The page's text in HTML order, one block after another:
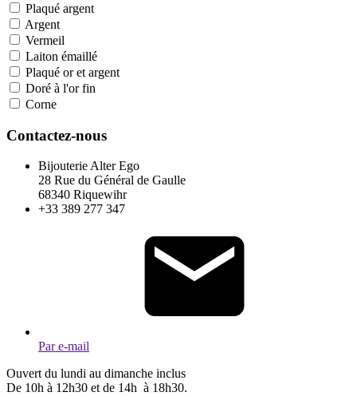
Plaqué argent
Argent
Vermeil
Laiton émaillé
Plaqué or et argent
Doré à l'or fin
Corne
Contactez-nous
Bijouterie Alter Ego
28 Rue du Général de Gaulle
68340 Riquewihr
+33 389 277 347
Par e-mail
Ouvert du lundi au dimanche inclus
De 10h à 12h30 et de 14h à 18h30.